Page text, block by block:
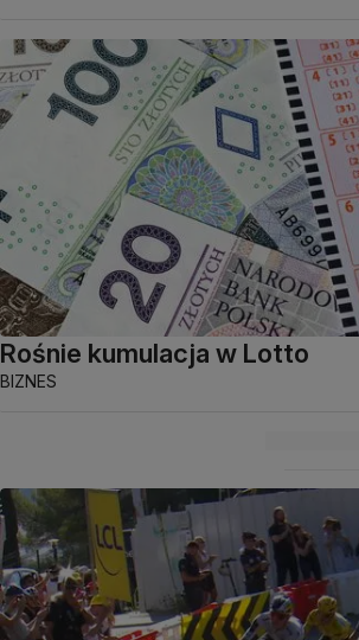
Rośnie kumulacja w Lotto
BIZNES